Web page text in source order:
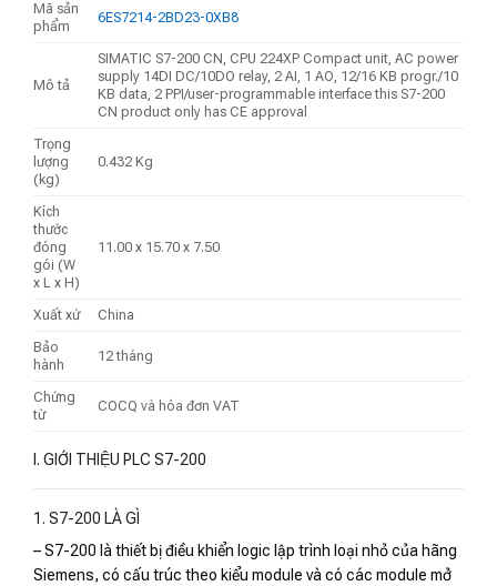
Mã sản
phẩm
6ES7214-2BD23-0XB8
Mô tả
SIMATIC S7-200 CN, CPU 224XP Compact unit, AC power
supply 14DI DC/10DO relay, 2 AI, 1 AO, 12/16 KB progr./10
KB data, 2 PPI/user-programmable interface this S7-200
CN product only has CE approval
Trọng
lượng
(kg)
0.432 Kg
Kích
thước
đóng
gói (W
x L x H)
11.00 x 15.70 x 7.50
Xuất xứ
China
Bảo
hành
12 tháng
Chứng
từ
COCQ và hóa đơn VAT
I. GIỚI THIỆU PLC S7-200
1. S7-200 LÀ GÌ
– S7-200 là thiết bị điều khiển logic lập trình loại nhỏ của hãng
Siemens, có cấu trúc theo kiểu module và có các module mở